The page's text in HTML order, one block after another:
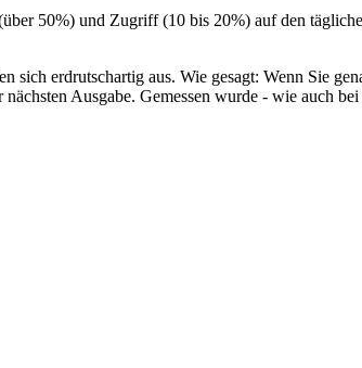
50%) und Zugriff (10 bis 20%) auf den
erdrutschartig aus. Wie gesagt: Wenn Sie
Ausgabe. Gemessen wurde - wie auch